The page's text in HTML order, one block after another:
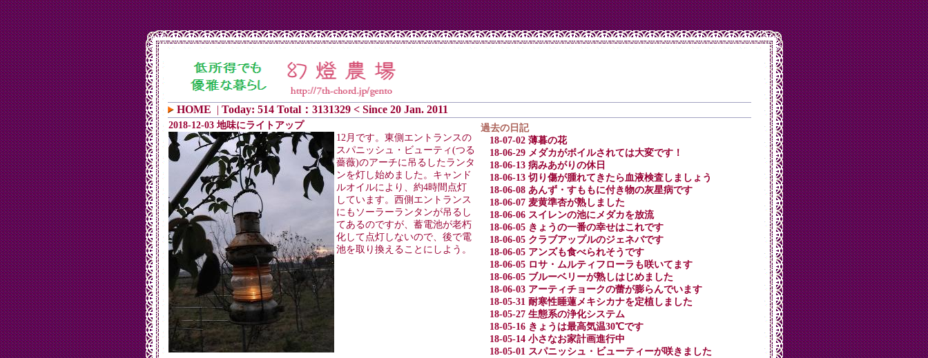
HOME | Today: 514 Total：3131329 < Since 20 Jan. 2011
2018-12-03 地味にライトアップ
12月です。東側エントランスの
スパニッシュ・ビューティ(つる
薔薇)のアーチに吊るしたランタ
ンを灯し始めました。キャンド
ルオイルにより、約4時間点灯
しています。西側エントランス
にもソーラーランタンが吊るし
てあるのですが、蓄電池が老朽
化して点灯しないので、後で電
池を取り換えることにしよう。
過去の日記
18-07-02 薄暮の花
18-06-29 メダカがボイルされては大変です！
18-06-13 病みあがりの休日
18-06-13 切り傷が腫れてきたら血液検査しましょう
18-06-08 あんず・すももに付き物の灰星病です
18-06-07 麦黄準杏が熟しました
18-06-06 スイレンの池にメダカを放流
18-06-05 きょうの一番の幸せはこれです
18-06-05 クラブアップルのジェネバです
18-06-05 アンズも食べられそうです
18-06-05 ロサ・ムルティフローラも咲いてます
18-06-05 ブルーベリーが熟しはじめました
18-06-03 アーティチョークの蕾が膨らんでいます
18-05-31 耐寒性睡蓮メキシカナを定植しました
18-05-27 生態系の浄化システム
18-05-16 きょうは最高気温30℃です
18-05-14 小さなお家計画進行中
18-05-01 スパニッシュ・ビューティーが咲きました